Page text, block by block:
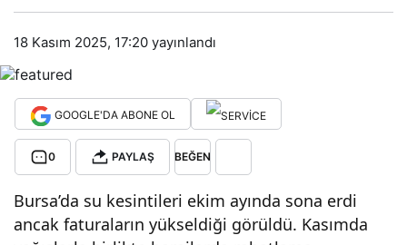
18 Kasım 2025, 17:20 yayınlandı
GOOGLE'DA ABONE OL
0 PAYLAŞ BEĞEN
Bursa’da su kesintileri ekim ayında sona erdi
ancak faturaların yükseldiği görüldü. Kasımda
Bur
a
suy
Küçük 100% Dev
Varsayılana
dön